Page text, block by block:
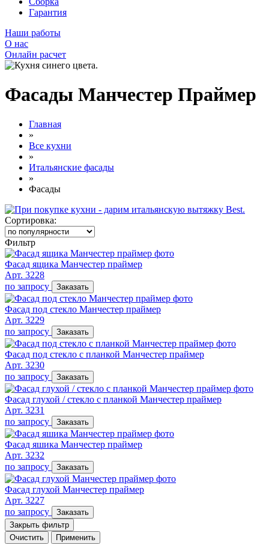
Гарантия
Наши работы
О нас
Онлайн расчет
Фасады Манчестер Праймер
Главная
»
Все кухни
»
Итальянские фасады
»
Фасады
Сортировка:
Фильтр
Фасад ящика Манчестер праймер
Арт. 3228
по запросу
Заказать
Фасад под стекло Манчестер праймер
Арт. 3229
по запросу
Заказать
Фасад под стекло с планкой Манчестер праймер
Арт. 3230
по запросу
Заказать
Фасад глухой / стекло с планкой Манчестер праймер
Арт. 3231
по запросу
Заказать
Фасад яшика Манчестер праймер
Арт. 3232
по запросу
Заказать
Фасад глухой Манчестер праймер
Арт. 3227
по запросу
Заказать
Закрыть фильтр
Очистить
Применить